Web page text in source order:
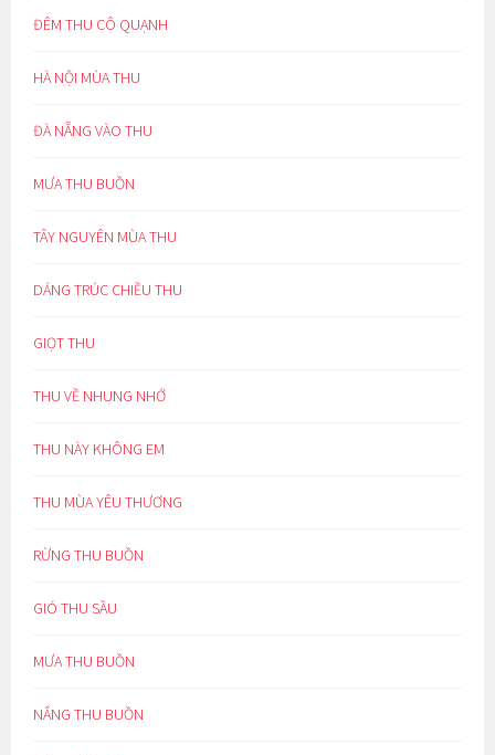
ĐÊM THU CÔ QUẠNH
HÀ NỘI MÙA THU
ĐÀ NẴNG VÀO THU
MƯA THU BUỒN
TÂY NGUYÊN MÙA THU
DÁNG TRÚC CHIỀU THU
GIỌT THU
THU VỀ NHUNG NHỚ
THU NÀY KHÔNG EM
THU MÙA YÊU THƯƠNG
RỪNG THU BUỒN
GIÓ THU SẦU
MƯA THU BUỒN
NẮNG THU BUỒN